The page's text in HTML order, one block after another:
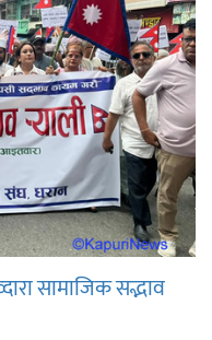
सामाजिक सद्भाव